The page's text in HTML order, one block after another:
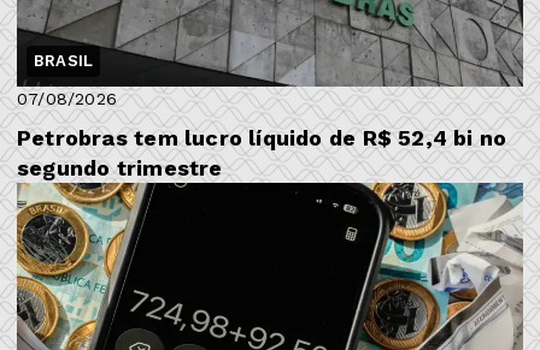
BRASIL
07/08/2026
Petrobras tem lucro líquido de R$ 52,4 bi no
segundo trimestre